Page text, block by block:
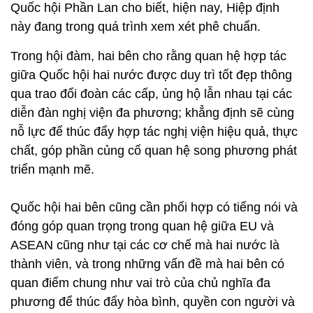
Quốc hội Phần Lan cho biết, hiện nay, Hiệp định
này đang trong quá trình xem xét phê chuẩn.
Trong hội đàm, hai bên cho rằng quan hệ hợp tác
giữa Quốc hội hai nước được duy trì tốt đẹp thông
qua trao đổi đoàn các cấp, ủng hộ lẫn nhau tại các
diễn đàn nghị viện đa phương; khẳng định sẽ cùng
nỗ lực để thúc đẩy hợp tác nghị viện hiệu quả, thực
chất, góp phần củng cố quan hệ song phương phát
triển mạnh mẽ.
Quốc hội hai bên cũng cần phối hợp có tiếng nói và
đóng góp quan trọng trong quan hệ giữa EU và
ASEAN cũng như tại các cơ chế mà hai nước là
thành viên, và trong những vấn đề mà hai bên có
quan điểm chung như vai trò của chủ nghĩa đa
phương để thúc đẩy hòa bình, quyền con người và